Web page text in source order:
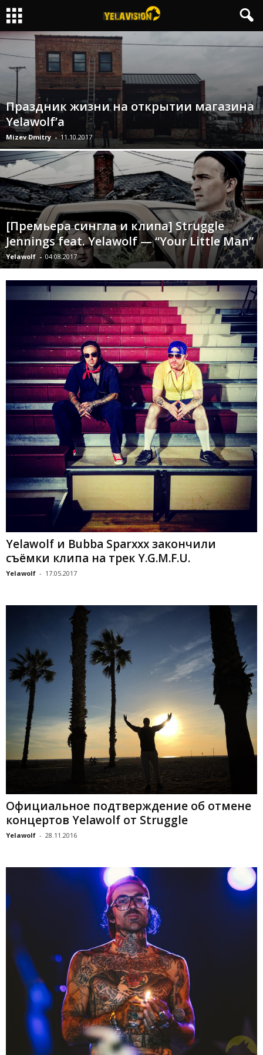
Праздник жизни на открытии магазина
Yelawolf’a
Mizev Dmitry - 11.10.2017
[Премьера сингла и клипа] Struggle
Jennings feat. Yelawolf — “Your Little Man”
Yelawolf - 04.08.2017
Yelawolf и Bubba Sparxxx закончили
съёмки клипа на трек Y.G.M.F.U.
Yelawolf - 17.05.2017
Официальное подтверждение об отмене
концертов Yelawolf от Struggle
Yelawolf - 28.11.2016